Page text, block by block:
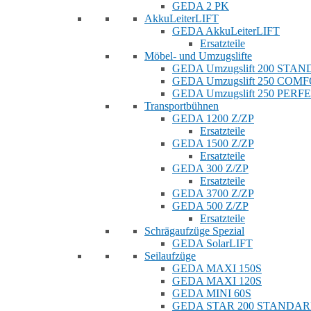
GEDA 2 PK
AkkuLeiterLIFT
GEDA AkkuLeiterLIFT
Ersatzteile
Möbel- und Umzugslifte
GEDA Umzugslift 200
GEDA Umzugslift 250
GEDA Umzugslift 250
Transportbühnen
GEDA 1200 Z/ZP
Ersatzteile
GEDA 1500 Z/ZP
Ersatzteile
GEDA 300 Z/ZP
Ersatzteile
GEDA 3700 Z/ZP
GEDA 500 Z/ZP
Ersatzteile
Schrägaufzüge Spezial
GEDA SolarLIFT
Seilaufzüge
GEDA MAXI 150S
GEDA MAXI 120S
GEDA MINI 60S
GEDA STAR 200